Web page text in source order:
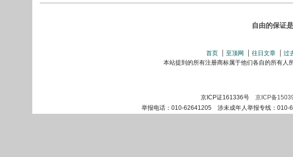
自由的保证
首页 至顶网 往日文章 过
本站提到的所有注册商标属于他们各自的所有
京ICP证161336号 京ICP备
举报电话：010-62641205 涉未成年人举报专线：010-